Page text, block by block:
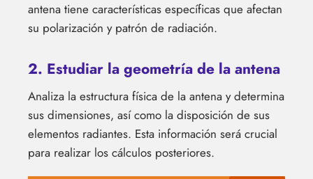
antena tiene características específicas que afectan
su polarización y patrón de radiación.
2. Estudiar la geometría de la antena
Analiza la estructura física de la antena y determina
sus dimensiones, así como la disposición de sus
elementos radiantes. Esta información será crucial
para realizar los cálculos posteriores.